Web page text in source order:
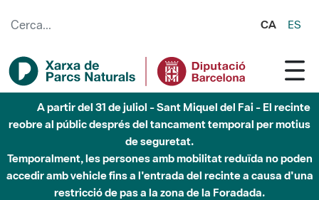
CA ES
A partir del 31 de juliol - Sant Miquel del Fai - El recinte
reobre al públic després del tancament temporal per motius
de seguretat.
Temporalment, les persones amb mobilitat reduïda no poden
accedir amb vehicle fins a l'entrada del recinte a causa d'una
restricció de pas a la zona de la Foradada.